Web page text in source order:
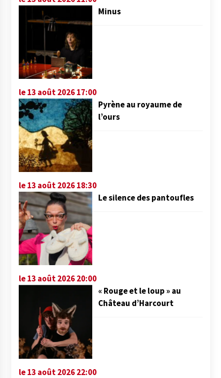
Minus
le 13 août 2026 17:00
Pyrène au royaume de
l’ours
le 13 août 2026 18:30
Le silence des pantoufles
le 13 août 2026 20:00
« Rouge et le loup » au
Château d’Harcourt
le 13 août 2026 22:00